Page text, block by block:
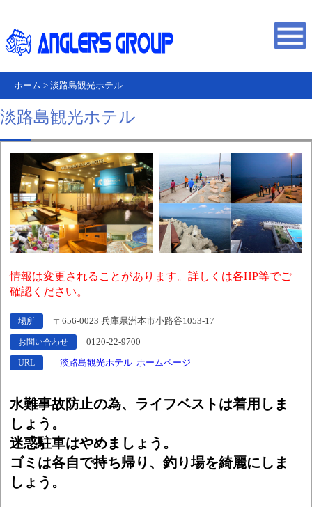
ホーム > 淡路島観光ホテル
淡路島観光ホテル
情報は変更されることがあります。詳しくは各HP等でご
確認ください。
場所 〒656-0023 兵庫県洲本市小路谷1053-17
お問い合わせ 0120-22-9700
URL 淡路島観光ホテル ホームページ
水難事故防止の為、ライフベストは着用しま
しょう。
迷惑駐車はやめましょう。
ゴミは各自で持ち帰り、釣り場を綺麗にしま
しょう。